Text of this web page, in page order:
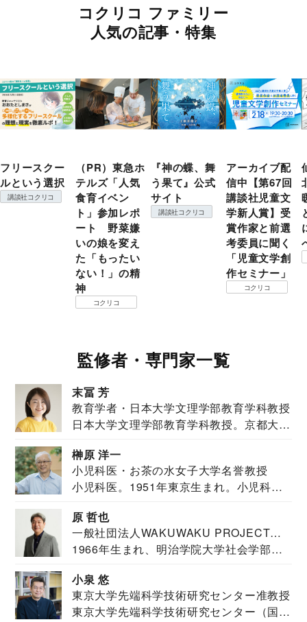
コクリコ ファミリー
人気の記事・特集
フリースクー
ルという選択
講談社コクリコ
（PR）東急ホ
テルズ「人気
食育イベン
ト」参加レポ
ート 野菜嫌
いの娘を変え
た「もったい
ない！」の精
神
コクリコ
『神の蝶、舞
う果て』公式
サイト
講談社コクリコ
アーカイブ配
信中【第67回
講談社児童文
学新人賞】受
賞作家と前選
考委員に聞く
「児童文学創
作セミナー」
コクリコ
監修者・専門家一覧
末冨 芳
教育学者・日本大学文理学部教育学科教授
日本大学文理学部教育学科教授。京都大学
榊原 洋一
小児科医・お茶の水女子大学名誉教授
小児科医。1951年東京生まれ。小児科
原 哲也
一般社団法人WAKUWAKU PROJECT
JAPAN代表・言語聴覚士・社会福祉士
1966年生まれ、明治学院大学社会学部福
小泉 悠
東京大学先端科学技術研究センター准教授
東京大学先端科学技術研究センター（国際